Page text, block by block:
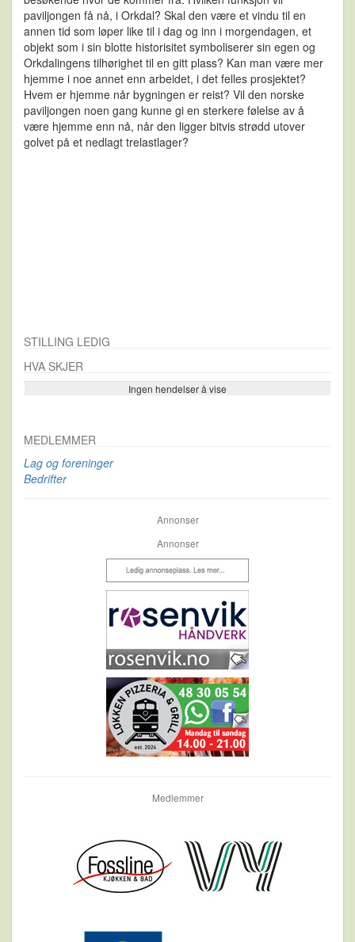
paviljongen få nå, i Orkdal? Skal den være et vindu til en
annen tid som løper like til i dag og inn i morgendagen, et
objekt som i sin blotte historisitet symboliserer sin egen og
Orkdalingens tilhørighet til en gitt plass? Kan man være mer
hjemme i noe annet enn arbeidet, i det felles prosjektet?
Hvem er hjemme når bygningen er reist? Vil den norske
paviljongen noen gang kunne gi en sterkere følelse av å
være hjemme enn nå, når den ligger bitvis strødd utover
golvet på et nedlagt trelastlager?
STILLING LEDIG
HVA SKJER
Ingen hendelser å vise
Se flere…
MEDLEMMER
Lag og foreninger
Bedrifter
Annonser
Annonser
Medlemmer